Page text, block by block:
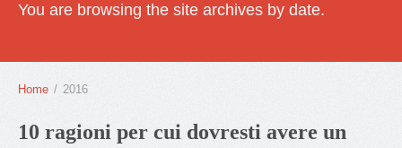
You are browsing the site archives by date.
Home / 2016
10 ragioni per cui dovresti avere un